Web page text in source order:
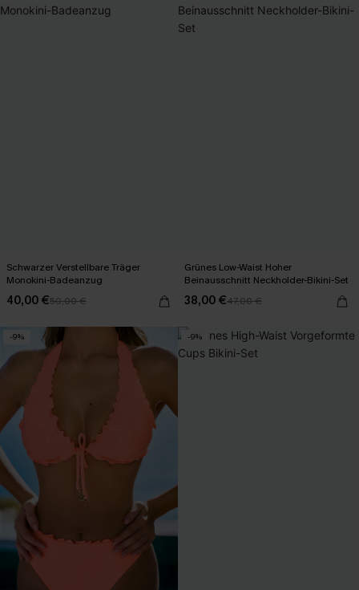
Schwarzer Verstellbare Träger
Monokini-Badeanzug
40,00 €50,00 €
Grünes Low-Waist Hoher
Beinausschnitt Neckholder-Bikini-Set
38,00 €47,00 €
-9% -9%